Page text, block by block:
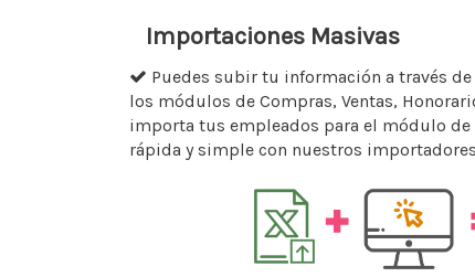
Importaciones Masivas
Puedes subir tu información a través
los módulos de Compras, Ventas,
importa tus empleados para el módulo de
rápida y simple con nuestros